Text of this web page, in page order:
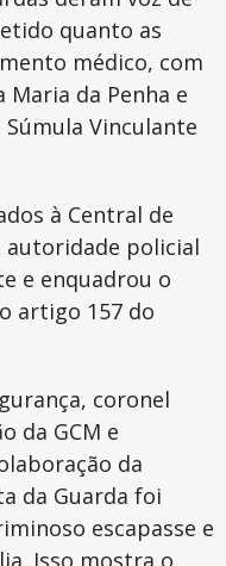
quanto as
médico, com
da Penha e
Súmula Vinculante
à Central de
autoridade policial
e enquadrou o
artigo 157 do
coronel
da GCM e
da
da Guarda foi
escapasse e
Isso mostra o